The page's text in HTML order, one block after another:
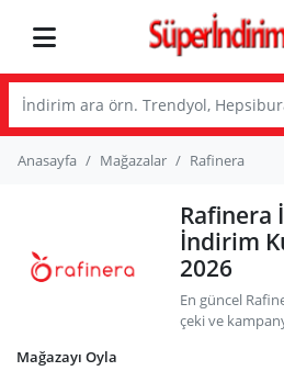
Anasayfa Mağazalar Rafinera
Mağazayı Oyla
Rafinera
İndirim
2026
En güncel
çeki ve